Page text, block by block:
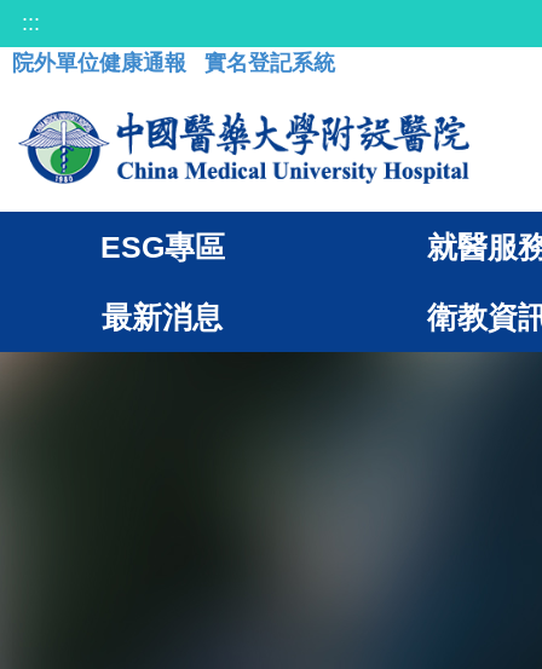
:::
院外單位健康通報
實名登記系統
ESG專區 就醫服
最新消息 衛教資